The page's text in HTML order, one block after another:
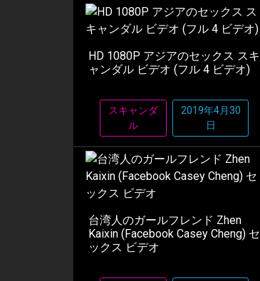
HD 1080P アジアのセックス スキ
ャンダル ビデオ (フル 4 ビデオ)
スキャンダ
ル
2019年4月30
日
台湾人のガールフレンド Zhen
Kaixin (Facebook Casey Cheng) セ
ックス ビデオ